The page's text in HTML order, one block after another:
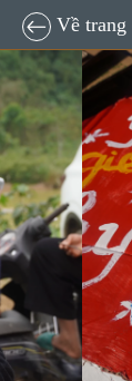
Về trang
Đi chợ